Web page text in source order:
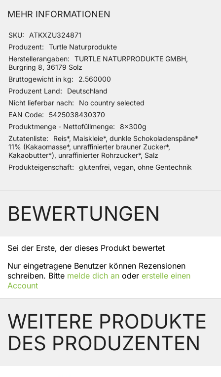
MEHR INFORMATIONEN
Mehr Informationen
SKU
ATKXZU324871
Produzent
Turtle Naturprodukte
Herstellerangaben
TURTLE NATURPRODUKTE GMBH,
Burgring 8, 36179 Solz
Bruttogewicht in kg
2.560000
Produzent Land
Deutschland
Nicht lieferbar nach
No country selected
EAN Code
5425038430370
Produktmenge - Nettofüllmenge
8x300g
Zutatenliste
Reis*, Maiskleie*, dunkle Schokoladenspäne*
11% (Kakaomasse*, unraffinierter brauner Zucker*,
Kakaobutter*), unraffinierter Rohrzucker*, Salz
Produkteigenschaft
glutenfrei, vegan, ohne Gentechnik
BEWERTUNGEN
Sei der Erste, der dieses Produkt bewertet
Nur eingetragene Benutzer können Rezensionen
schreiben. Bitte melde dich an oder erstelle einen
Account
WEITERE PRODUKTE
DES PRODUZENTEN